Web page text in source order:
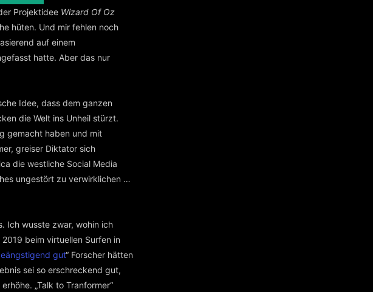
Projektidee Wizard Of Oz
hüten. Und mir fehlen noch
auf einem
hatte. Aber das nur
Idee, dass dem ganzen
die Welt ins Unheil stürzt.
gemacht haben und mit
greiser Diktator sich
die westliche Social Media
ungestört zu verwirklichen …
Ich wusste zwar, wohin ich
beim virtuellen Surfen in
gut“ Forscher hätten
sei so erschreckend gut,
„Talk to Tranformer“